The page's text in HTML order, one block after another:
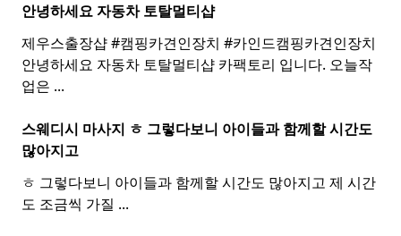
안녕하세요 자동차 토탈멀티샵
제우스출장샵 #캠핑카견인장치 #카인드캠핑카견인장치 ​
안녕하세요 자동차 토탈멀티샵 카팩토리 입니다. 오늘작
업은 ...
스웨디시 마사지 ㅎ 그렇다보니 아이들과 함께할 시간도
많아지고
ㅎ 그렇다보니 아이들과 함께할 시간도 많아지고 제 시간
도 조금씩 가질 ...